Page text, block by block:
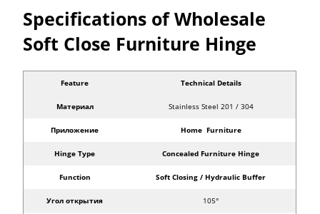
Specifications of Wholesale
Soft Close Furniture Hinge
Feature Technical Details
Материал Stainless Steel 201 / 304
Приложение Home Furniture
Hinge Type Concealed Furniture Hinge
Function Soft Closing / Hydraulic Buffer
Угол открытия 105°